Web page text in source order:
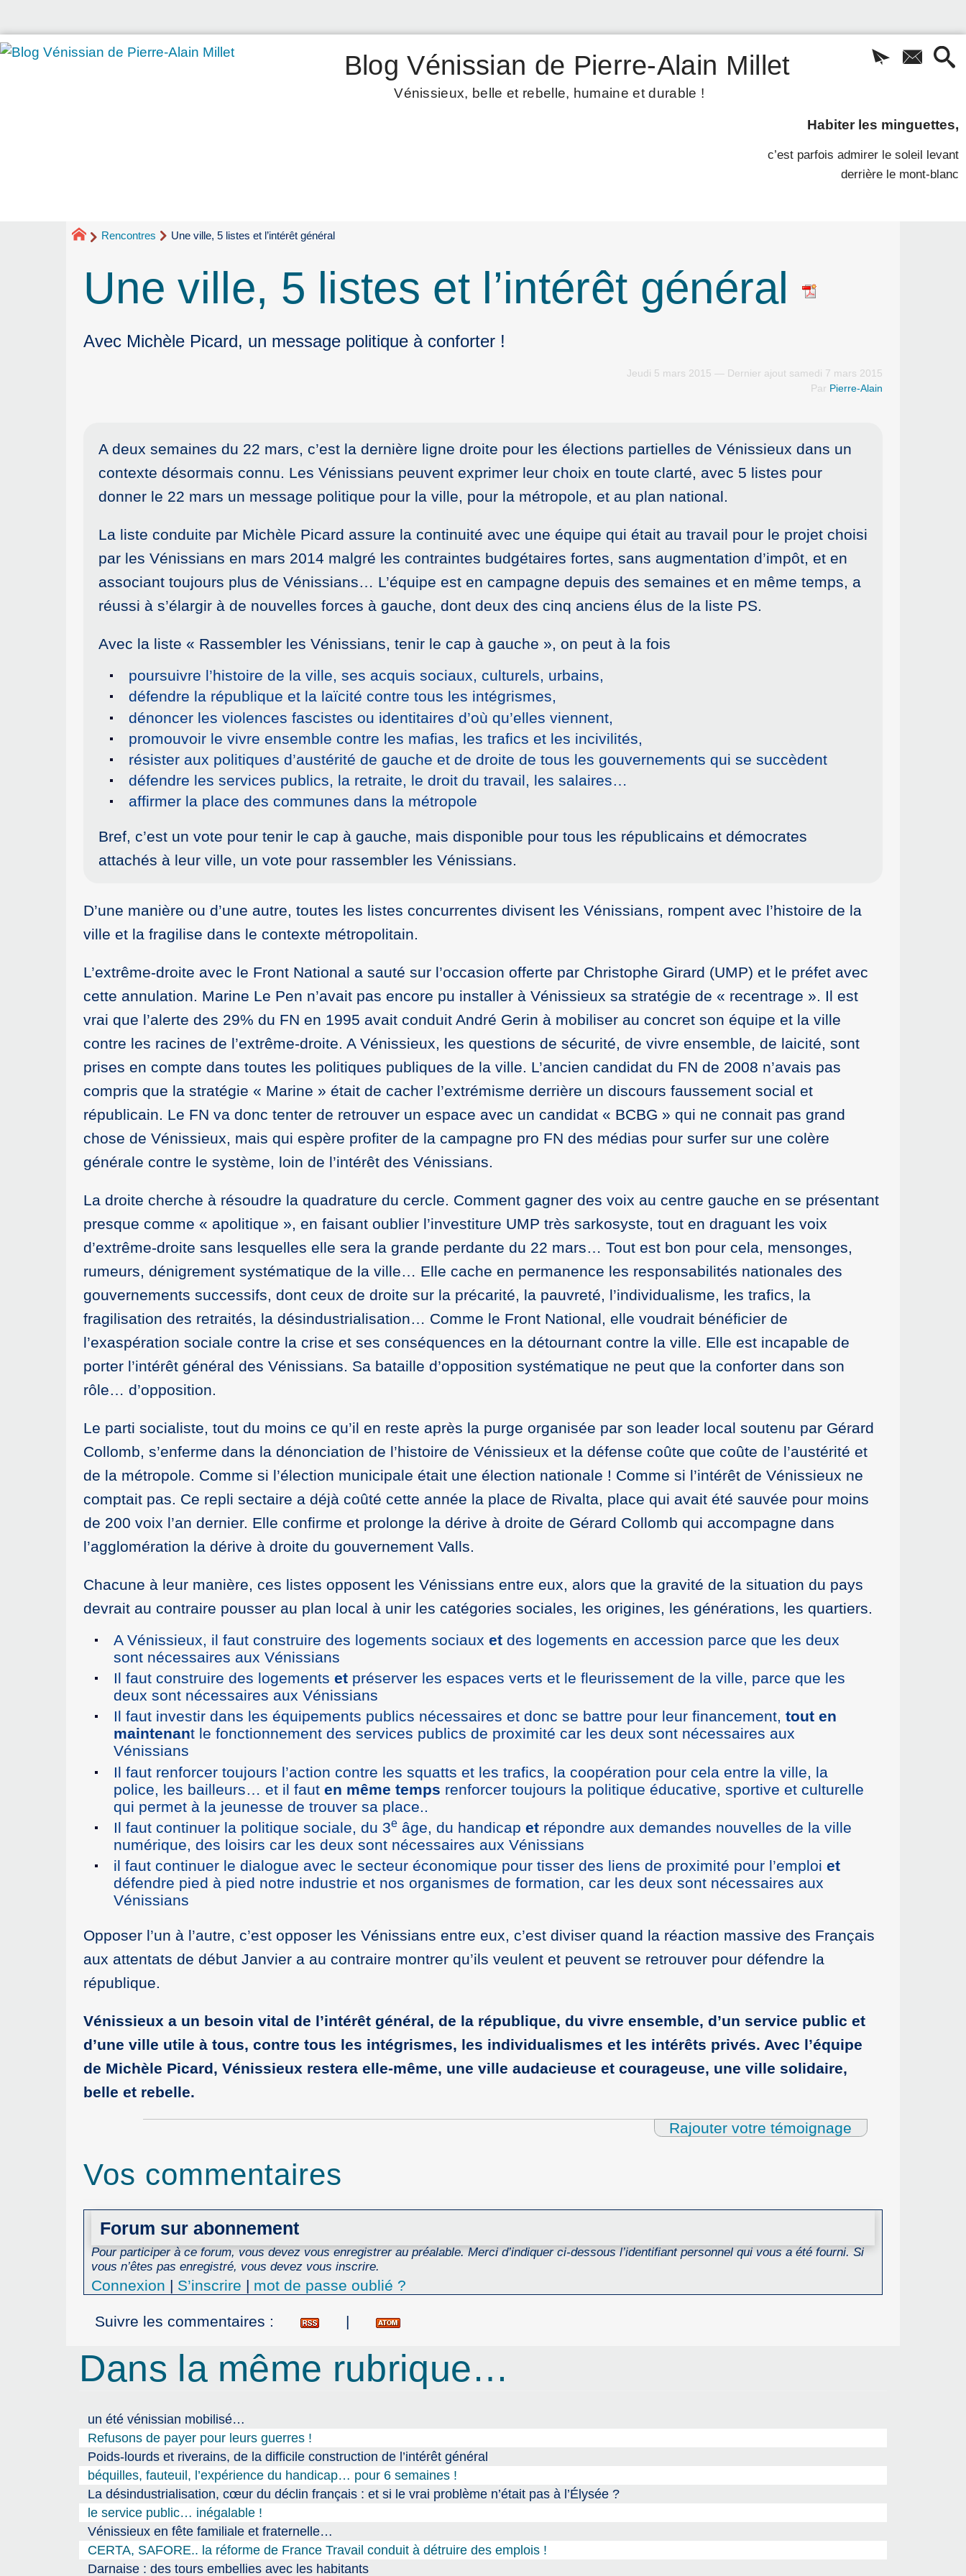
Blog Vénissian de Pierre-Alain Millet
Vénissieux, belle et rebelle, humaine et durable !
Habiter les minguettes,
c’est parfois admirer le soleil levant
derrière le mont-blanc
Rencontres Une ville, 5 listes et l’intérêt général
Une ville, 5 listes et l’intérêt général
Avec Michèle Picard, un message politique à conforter !
Jeudi 5 mars 2015 — Dernier ajout samedi 7 mars 2015
Par Pierre-Alain
A deux semaines du 22 mars, c’est la dernière ligne droite pour les élections partielles de Vénissieux dans un
contexte désormais connu. Les Vénissians peuvent exprimer leur choix en toute clarté, avec 5 listes pour
donner le 22 mars un message politique pour la ville, pour la métropole, et au plan national.
La liste conduite par Michèle Picard assure la continuité avec une équipe qui était au travail pour le projet choisi
par les Vénissians en mars 2014 malgré les contraintes budgétaires fortes, sans augmentation d’impôt, et en
associant toujours plus de Vénissians… L’équipe est en campagne depuis des semaines et en même temps, a
réussi à s’élargir à de nouvelles forces à gauche, dont deux des cinq anciens élus de la liste PS.
Avec la liste « Rassembler les Vénissians, tenir le cap à gauche », on peut à la fois
poursuivre l’histoire de la ville, ses acquis sociaux, culturels, urbains,
défendre la république et la laïcité contre tous les intégrismes,
dénoncer les violences fascistes ou identitaires d’où qu’elles viennent,
promouvoir le vivre ensemble contre les mafias, les trafics et les incivilités,
résister aux politiques d’austérité de gauche et de droite de tous les gouvernements qui se succèdent
défendre les services publics, la retraite, le droit du travail, les salaires…
affirmer la place des communes dans la métropole
Bref, c’est un vote pour tenir le cap à gauche, mais disponible pour tous les républicains et démocrates
attachés à leur ville, un vote pour rassembler les Vénissians.
D’une manière ou d’une autre, toutes les listes concurrentes divisent les Vénissians, rompent avec l’histoire de la
ville et la fragilise dans le contexte métropolitain.
L’extrême-droite avec le Front National a sauté sur l’occasion offerte par Christophe Girard (UMP) et le préfet avec
cette annulation. Marine Le Pen n’avait pas encore pu installer à Vénissieux sa stratégie de « recentrage ». Il est
vrai que l’alerte des 29% du FN en 1995 avait conduit André Gerin à mobiliser au concret son équipe et la ville
contre les racines de l’extrême-droite. A Vénissieux, les questions de sécurité, de vivre ensemble, de laicité, sont
prises en compte dans toutes les politiques publiques de la ville. L’ancien candidat du FN de 2008 n’avais pas
compris que la stratégie « Marine » était de cacher l’extrémisme derrière un discours faussement social et
républicain. Le FN va donc tenter de retrouver un espace avec un candidat « BCBG » qui ne connait pas grand
chose de Vénissieux, mais qui espère profiter de la campagne pro FN des médias pour surfer sur une colère
générale contre le système, loin de l’intérêt des Vénissians.
La droite cherche à résoudre la quadrature du cercle. Comment gagner des voix au centre gauche en se présentant
presque comme « apolitique », en faisant oublier l’investiture UMP très sarkosyste, tout en draguant les voix
d’extrême-droite sans lesquelles elle sera la grande perdante du 22 mars… Tout est bon pour cela, mensonges,
rumeurs, dénigrement systématique de la ville… Elle cache en permanence les responsabilités nationales des
gouvernements successifs, dont ceux de droite sur la précarité, la pauvreté, l’individualisme, les trafics, la
fragilisation des retraités, la désindustrialisation… Comme le Front National, elle voudrait bénéficier de
l’exaspération sociale contre la crise et ses conséquences en la détournant contre la ville. Elle est incapable de
porter l’intérêt général des Vénissians. Sa bataille d’opposition systématique ne peut que la conforter dans son
rôle… d’opposition.
Le parti socialiste, tout du moins ce qu’il en reste après la purge organisée par son leader local soutenu par Gérard
Collomb, s’enferme dans la dénonciation de l’histoire de Vénissieux et la défense coûte que coûte de l’austérité et
de la métropole. Comme si l’élection municipale était une élection nationale ! Comme si l’intérêt de Vénissieux ne
comptait pas. Ce repli sectaire a déjà coûté cette année la place de Rivalta, place qui avait été sauvée pour moins
de 200 voix l’an dernier. Elle confirme et prolonge la dérive à droite de Gérard Collomb qui accompagne dans
l’agglomération la dérive à droite du gouvernement Valls.
Chacune à leur manière, ces listes opposent les Vénissians entre eux, alors que la gravité de la situation du pays
devrait au contraire pousser au plan local à unir les catégories sociales, les origines, les générations, les quartiers.
A Vénissieux, il faut construire des logements sociaux et des logements en accession parce que les deux
sont nécessaires aux Vénissians
Il faut construire des logements et préserver les espaces verts et le fleurissement de la ville, parce que les
deux sont nécessaires aux Vénissians
Il faut investir dans les équipements publics nécessaires et donc se battre pour leur financement, tout en
maintenant le fonctionnement des services publics de proximité car les deux sont nécessaires aux
Vénissians
Il faut renforcer toujours l’action contre les squatts et les trafics, la coopération pour cela entre la ville, la
police, les bailleurs… et il faut en même temps renforcer toujours la politique éducative, sportive et culturelle
qui permet à la jeunesse de trouver sa place..
Il faut continuer la politique sociale, du 3e âge, du handicap et répondre aux demandes nouvelles de la ville
numérique, des loisirs car les deux sont nécessaires aux Vénissians
il faut continuer le dialogue avec le secteur économique pour tisser des liens de proximité pour l’emploi et
défendre pied à pied notre industrie et nos organismes de formation, car les deux sont nécessaires aux
Vénissians
Opposer l’un à l’autre, c’est opposer les Vénissians entre eux, c’est diviser quand la réaction massive des Français
aux attentats de début Janvier a au contraire montrer qu’ils veulent et peuvent se retrouver pour défendre la
république.
Vénissieux a un besoin vital de l’intérêt général, de la république, du vivre ensemble, d’un service public et
d’une ville utile à tous, contre tous les intégrismes, les individualismes et les intérêts privés. Avec l’équipe
de Michèle Picard, Vénissieux restera elle-même, une ville audacieuse et courageuse, une ville solidaire,
belle et rebelle.
Rajouter votre témoignage
Vos commentaires
Forum sur abonnement
Pour participer à ce forum, vous devez vous enregistrer au préalable. Merci d’indiquer ci-dessous l’identifiant personnel qui vous a été fourni. Si
vous n’êtes pas enregistré, vous devez vous inscrire.
Connexion | S’inscrire | mot de passe oublié ?
Suivre les commentaires : |
Dans la même rubrique…
un été vénissian mobilisé…
Refusons de payer pour leurs guerres !
Poids-lourds et riverains, de la difficile construction de l’intérêt général
béquilles, fauteuil, l’expérience du handicap… pour 6 semaines !
La désindustrialisation, cœur du déclin français : et si le vrai problème n’était pas à l’Élysée ?
le service public… inégalable !
Vénissieux en fête familiale et fraternelle…
CERTA, SAFORE.. la réforme de France Travail conduit à détruire des emplois !
Darnaise : des tours embellies avec les habitants